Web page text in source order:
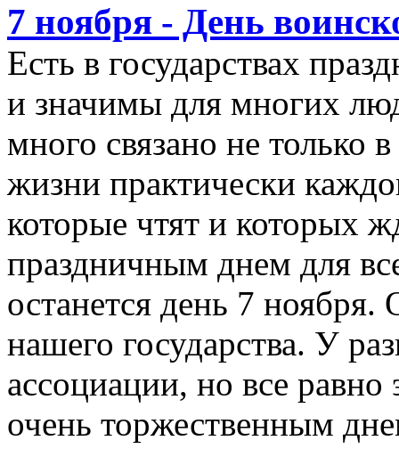
7 ноября - День
Есть в государствах
и значимы для многих
много связано не только
жизни практически
которые чтят и которых
праздничным днем для
останется день 7
нашего государства. У
ассоциации, но все
очень торжественным